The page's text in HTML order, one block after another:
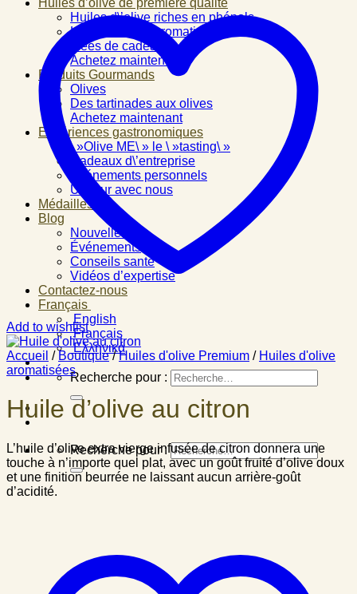
Huiles d’olive de première qualité
Huiles d\’olive riches en phénols
Huiles d\’olive aromatisées
Idées de cadeau
Achetez maintenant
Produits Gourmands
Olives
Des tartinades aux olives
Achetez maintenant
Expériences gastronomiques
\ »Olive ME\ » le \ »tasting\ »
Cadeaux d\’entreprise
Événements personnels
Un jour avec nous
Médailles
Blog
Nouvelles
Événements
Conseils santé
Vidéos d’expertise
Contactez-nous
Français
English
Français
Ελληνικά
Recherche pour :
Recherche pour :
Add to wishlist
Accueil / Boutique / Huiles d'olive Premium / Huiles d'olive
aromatisées
Huile d’olive au citron
L’huile d’olive extra vierge infusée de citron donnera une
touche à n’importe quel plat, avec un goût fruité d’olive doux
et une finition beurrée ne laissant aucun arrière-goût
d’acidité.